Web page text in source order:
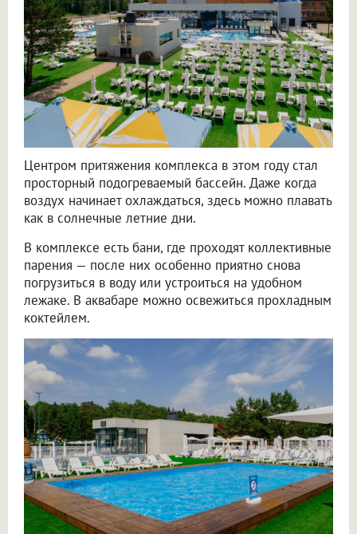
Центром притяжения комплекса в этом году стал
просторный подогреваемый бассейн. Даже когда
воздух начинает охлаждаться, здесь можно плавать
как в солнечные летние дни.
В комплексе есть бани, где проходят коллективные
парения — после них особенно приятно снова
погрузиться в воду или устроиться на удобном
лежаке. В аквабаре можно освежиться прохладным
коктейлем.